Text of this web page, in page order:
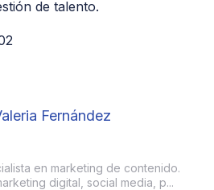
de talento.
Fernández
en marketing de contenido.
digital, social media, p...